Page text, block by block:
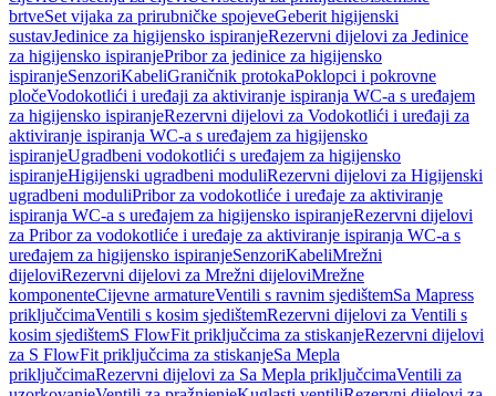
brtveSet vijaka za prirubničke spojeveGeberit higijenski
sustavJedinice za higijensko ispiranjeRezervni dijelovi za Jedinice
za higijensko ispiranjePribor za jedinice za higijensko
ispiranjeSenzoriKabeliGraničnik protokaPoklopci i pokrovne
pločeVodokotlići i uređaji za aktiviranje ispiranja WC-a s uređajem
za higijensko ispiranjeRezervni dijelovi za Vodokotlići i uređaji za
aktiviranje ispiranja WC-a s uređajem za higijensko
ispiranjeUgradbeni vodokotlići s uređajem za higijensko
ispiranjeHigijenski ugradbeni moduliRezervni dijelovi za Higijenski
ugradbeni moduliPribor za vodokotliće i uređaje za aktiviranje
ispiranja WC-a s uređajem za higijensko ispiranjeRezervni dijelovi
za Pribor za vodokotliće i uređaje za aktiviranje ispiranja WC-a s
uređajem za higijensko ispiranjeSenzoriKabeliMrežni
dijeloviRezervni dijelovi za Mrežni dijeloviMrežne
komponenteCijevne armatureVentili s ravnim sjedištemSa Mapress
priključcimaVentili s kosim sjedištemRezervni dijelovi za Ventili s
kosim sjedištemS FlowFit priključcima za stiskanjeRezervni dijelovi
za S FlowFit priključcima za stiskanjeSa Mepla
priključcimaRezervni dijelovi za Sa Mepla priključcimaVentili za